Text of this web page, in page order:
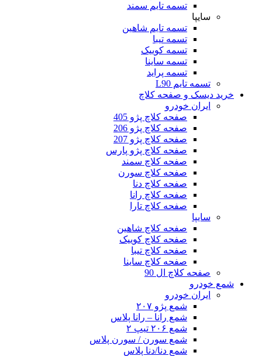
تسمه تایم سمند
سایپا
تسمه تایم شاهین
تسمه تیبا
تسمه کوییک
تسمه ساینا
تسمه پراید
تسمه تایم L90
خرید دیسک و صفحه کلاچ
ایران خودرو
صفحه کلاچ پژو 405
صفحه کلاچ پژو 206
صفحه کلاچ پژو 207
صفحه کلاچ پژو پارس
صفحه کلاچ سمند
صفحه کلاچ سورن
صفحه کلاچ دنا
صفحه کلاچ رانا
صفحه کلاچ تارا
سایپا
صفحه کلاچ شاهین
صفحه کلاچ کوییک
صفحه کلاچ تیبا
صفحه کلاچ ساینا
صفحه کلاچ ال 90
شمع خودرو
ایران خودرو
شمع پژو ۲۰۷
شمع رانا – رانا پلاس
شمع ۲۰۶ تیپ ۲
شمع سورن / سورن پلاس
شمع دنا/دنا پلاس